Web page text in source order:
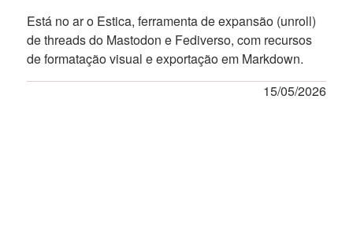
Está no ar o Estica, ferramenta de expansão (unroll)
de threads do Mastodon e Fediverso, com recursos
de formatação visual e exportação em Markdown.
15/05/2026